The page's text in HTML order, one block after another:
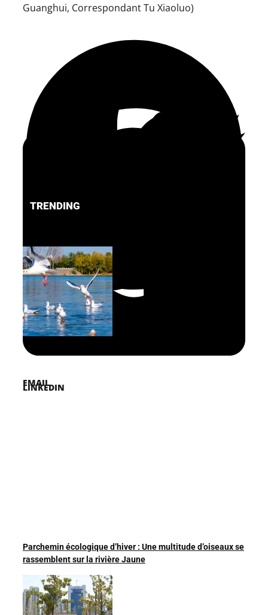
Guanghui, Correspondant Tu Xiaoluo)
FACEBOOK
PINTEREST
TWITTER
LINKEDIN
EMAIL
TRENDING
Parchemin écologique d’hiver : Une multitude d’oiseaux se
rassemblent sur la rivière Jaune